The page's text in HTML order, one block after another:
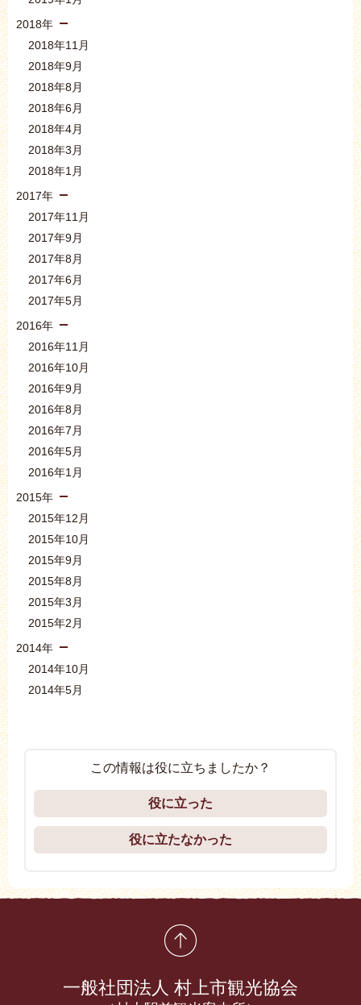
2018年
2018年11月
2018年9月
2018年8月
2018年6月
2018年4月
2018年3月
2018年1月
2017年
2017年11月
2017年9月
2017年8月
2017年6月
2017年5月
2016年
2016年11月
2016年10月
2016年9月
2016年8月
2016年7月
2016年5月
2016年1月
2015年
2015年12月
2015年10月
2015年9月
2015年8月
2015年3月
2015年2月
2014年
2014年10月
2014年5月
この情報は役に立ちましたか？
役に立った
役に立たなかった
一般社団法人 村上市観光協会